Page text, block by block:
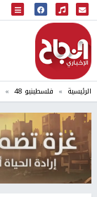
البث المباشر
إذاعة النجاح
الرئيسية فلسطينيو 48